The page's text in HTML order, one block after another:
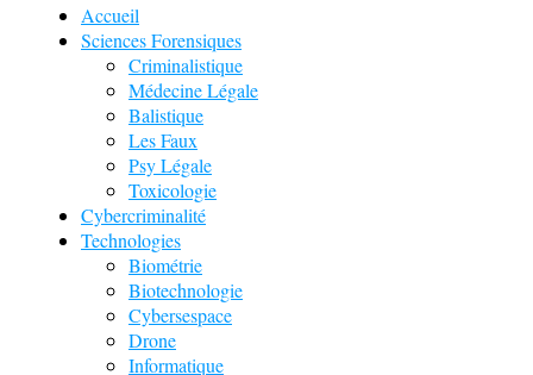
Accueil
Sciences Forensiques
Criminalistique
Médecine Légale
Balistique
Les Faux
Psy Légale
Toxicologie
Cybercriminalité
Technologies
Biométrie
Biotechnologie
Cybersespace
Drone
Informatique